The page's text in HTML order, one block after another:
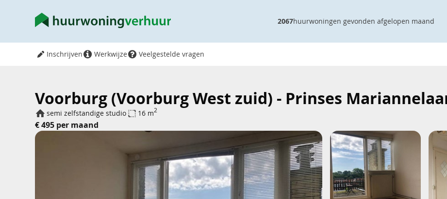
2067huurwoningen gevonden afgelopen maand
Inschrijven Werkwijze Veelgestelde vragen
Voorburg (Voorburg West zuid) - Prinses
semi zelfstandige studio 16 m2
€ 495 per maand